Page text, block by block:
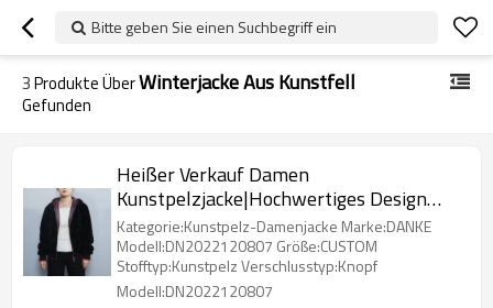
Bitte geben Sie einen Suchbegriff ein
3Produkte ÜberWinterjacke Aus Kunstfell
Gefunden
Heißer Verkauf Damen
Kunstpelzjacke|Hochwertiges Design
Herren Kunstpelzjacke Hersteller
Kategorie:Kunstpelz-Damenjacke Marke:DANKE
Modell:DN2022120807 Größe:CUSTOM
Stofftyp:Kunstpelz Verschlusstyp:Knopf
Modell:DN2022120807